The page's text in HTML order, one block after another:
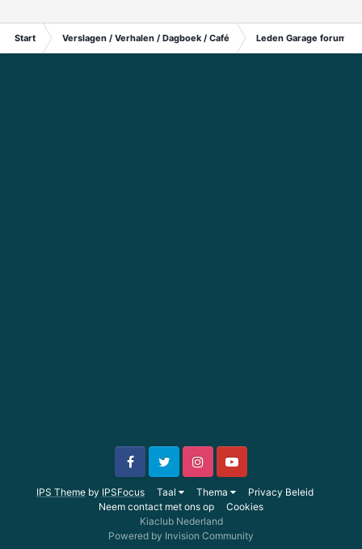
Start Verslagen / Verhalen / Dagboek / Café Leden Garage forum
IPS Theme by IPSFocus Taal Thema
Privacy Beleid
Neem contact met ons op
Cookies
Kiaclub Nederland
Powered by Invision Community